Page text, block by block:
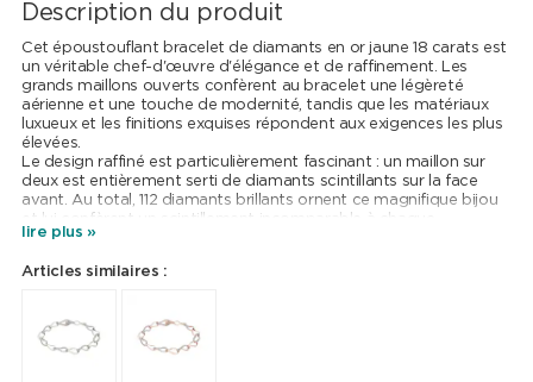
Description du produit
Cet époustouflant bracelet de diamants en or jaune 18 carats est
un véritable chef-d'œuvre d'élégance et de raffinement. Les
grands maillons ouverts confèrent au bracelet une légèreté
aérienne et une touche de modernité, tandis que les matériaux
luxueux et les finitions exquises répondent aux exigences les plus
élevées.
Le design raffiné est particulièrement fascinant : un maillon sur
deux est entièrement serti de diamants scintillants sur la face
avant. Au total, 112 diamants brillants ornent ce magnifique bijou
mouvement. Ces pierres précieuses serties de main de maître
bracelet un éclat incomparable.
au fermoir à boîte sécurisé avec un étrier de sécurité
supplémentaire. Ce bracelet de diamants en or jaune 18 carats
lire plus »
Articles similaires :